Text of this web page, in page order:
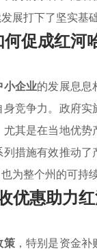
展打下了坚实基
促成红河
小企业的发展息息
竞争力。政府实
其是在当地优
措施有效推动
为整个州的可持
优惠助力
策，特别是资金补